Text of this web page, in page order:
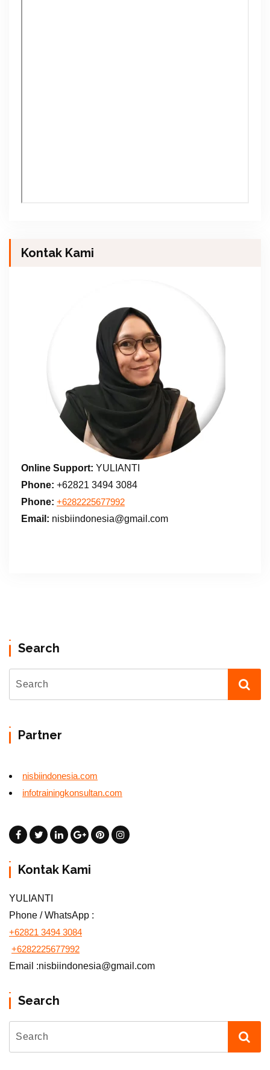
Kontak Kami
Online Support: YULIANTI
Phone: +62821 3494 3084
Phone: +6282225677992
Email: nisbiindonesia@gmail.com
Search
Partner
nisbiindonesia.com
infotrainingkonsultan.com
Kontak Kami
YULIANTI
Phone / WhatsApp :
+62821 3494 3084
+6282225677992
Email :nisbiindonesia@gmail.com
Search